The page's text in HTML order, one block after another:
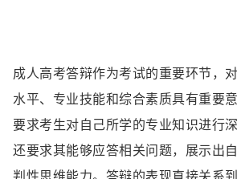
成人高考答辩作为考试的重要环节，
水平、专业技能和综合素质具有重要
要求考生对自己所学的专业知识进行
还要求其能够应答相关问题，展示出